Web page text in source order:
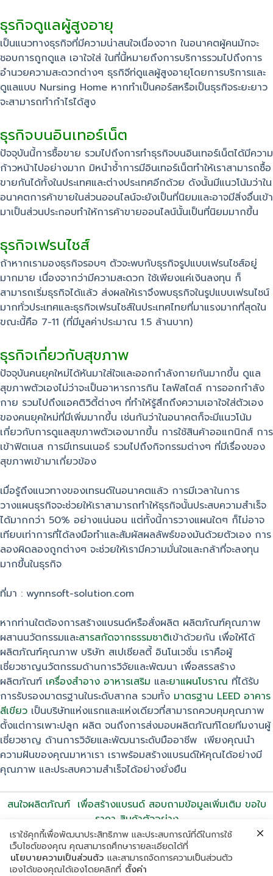
ธุรกิจดูแลผู้สูงอายุ
เป็นแนวทางธุรกิจที่มีความน่าสนใจเนื่องจาก ในอนาคตผู้คนมักจะ
ชอบการถูกดูแล เอาใจใส่ ในที่นี้หมายถึงการบริการรวมไปถึงการ
อำนวยความสะดวกต่างๆ ธุรกิจีท่ดูแลผู้สูงอายุโดยการบริการและ
ดูแลแบบ Nursing Home หากทำเป็นคอร์สหรือเป็นธุรกิจระยะยาว
จะสามารถทำกำไรได้สูง
ธุรกิจบนอินเทอร์เน็ต
ปัจจุบันนี้การซื้อขาย รวมไปถึงการทำธุรกิจบนอินเทอร์เน็ตได้มีความ
ก้าวหน้าไปอย่างมาก มิหนำซ้ำการมีอินเทอร์เน็ตทำให้เราสามารถซื้อ
ขายกันได้ทั้งในประเทศและต่างประเทศอีกด้วย ดังนั้นมีแนวโน้มว่าใน
อนาคตการค้าขายในส่วนออนไลน์จะยังเป็นที่นิยมและอาจมีสิ่งอื่นเข้า
มาเป็นส่วนประกอบทำให้การค้าขายออนไลน์นั้นเป็นที่นิยมมากขึ้น
ธุรกิจเฟรนไชส์
ถ้าหากเรามองธุรกิจรอบๆ ตัวจะพบกับธุรกิจรูปแบบเฟรนไชส์อยู่
มากมาย เนื่องจากว่ามีความสะดวก ใช้เพียงแค่เงินลงทุน ก็
สามารถเริ่มธุรกิจได้แล้ว ส่งผลให้เราจึงพบธุรกิจในรูปแบบเฟรนไชน์
มากทั่วประเทศและธุรกิจเฟรนไชส์ในประเทศไทยที่มาแรงมากที่สุดใน
ขณะนี้คือ 7-11 (ที่มีมูลค่าประมาณ 1.5 ล้านบาท)
ธุรกิจเกี่ยวกับสุขภาพ
ปัจจุบันคนยุคใหม่ได้หันมาใส่ใจและออกกำลังกายกันมากขึ้น ดูแล
สุขภาพตัวเองไม่ว่าจะเป็นอาหารการกิน ไลฟ์สไตล์ การออกกำลัง
กาย รวมไปถึงแอคติวิตี้ต่างๆ ที่ทำให้รู้สึกถึงความเอาใจใส่ตัวเอง
ของคนยุคใหม่ที่มีเพิ่มมากขึ้น เช่นกันว่าในอนาคตก็จะมีแนวโน้ม
เกี่ยวกับการดูแลสุขภาพตัวเองมากขึ้น การใช้สินค้าออแกนิกส์ การ
เข้าฟิตเนส การมีเทรนเนอร์ รวมไปถึงกิจกรรมต่างๆ ที่มีเรื่องของ
สุขภาพเข้ามาเกี่ยวข้อง
เมื่อรู้ถึงแนวทางของเทรนด์ในอนาคตแล้ว การมีเวลาในการ
วางแผนธุรกิจจะช่วยให้เราสามารถทำให้ธุรกิจนั้นประสบความสำเร็จ
ได้มากกว่า 50% อย่างแน่นอน แต่ทั้งนี้การวางแผนใดๆ ก็ไม่อาจ
เทียบเท่าการที่ได้ลงมือทำและสัมผัสผลลัพธ์ของมันด้วยตัวเอง การ
ลองผิดลองถูกต่างๆ จะช่วยให้เรามีความมั่นใจและกล้าที่จะลงทุน
มากขึ้นในธุรกิจ
ที่มา : wynnsoft-solution.com
หากท่านใตต้องการสร้างแบรนด์หรือสั่งผลิต ผลิตภัณฑ์คุณภาพ
ผสานนวัตกรรมและสารสกัดจากธรรมชาติเข้าด้วยกัน เพื่อให้ได้
ผลิตภัณฑ์คุณภาพ บริษัท สเปเชียลตี้ อินโนเวชั่น เราคือผู้
เชี่ยวชาญนวัตกรรมด้านการวิจัยและพัฒนา เพื่อสรรสร้าง
ผลิตภัณฑ์ เครื่องสำอาง อาหารเสริม และยาแผนโบราณ ที่ได้รับ
การรับรองมาตรฐานในระดับสากล รวมทั้ง มาตรฐาน LEED อาคาร
สีเขียว เป็นบริษัทแห่งแรกและแห่งเดียวที่สามารถควบคุมคุณภาพ
ตั้งแต่การเพาะปลูก ผลิต จนถึงการส่งมอบผลิตภัณฑ์โดยทีมงานผู้
เชี่ยวชาญ ด้านการวิจัยและพัฒนาระดับมืออาชีพ เพียงคุณนำ
ความฝันของคุณมาหาเรา เราพร้อมสร้างแบรนด์ให้คุณได้อย่างมี
คุณภาพ และประสบความสำเร็จได้อย่างยั่งยืน
สนใจผลิตภัณฑ์ เพื่อสร้างแบรนด์ สอบถามข้อมูลเพิ่มเติม ขอใบ
ราคา สินค้าตัวอย่าง
Tel. 02-313-3456, 095-597-6666
เราใช้คุกกี้เพื่อพัฒนาประสิทธิภาพ และประสบการณ์ที่ดีในการใช้
เว็บไซต์ของคุณ คุณสามารถศึกษารายละเอียดได้ที่
นโยบายความเป็นส่วนตัว และสามารถจัดการความเป็นส่วนตัว
เองได้ของคุณได้เองโดยคลิกที่ ตั้งค่า